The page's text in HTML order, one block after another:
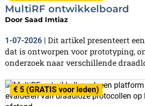
MultiRF ontwikkelboard
Door Saad Imtiaz
1-07-2026 | Dit artikel presenteert
dat is ontworpen voor prototyping,
onderzoek naar verschillende
€ 5 (GRATIS voor leden)